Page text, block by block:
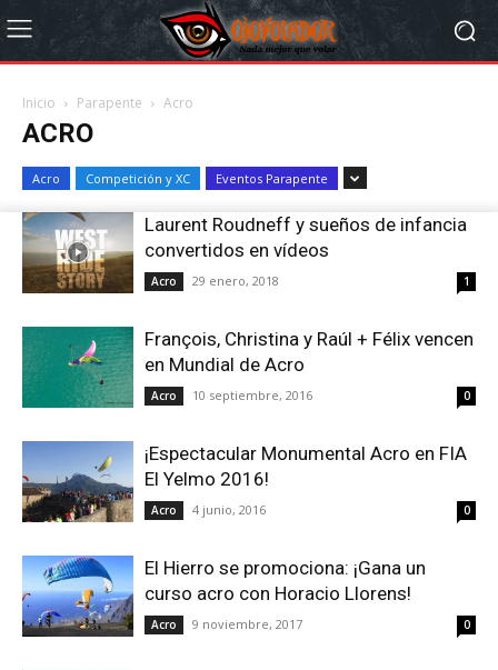
Inicio Parapente Acro
ACRO
Acro Competición y XC Eventos Parapente
Laurent Roudneff y sueños de infancia
convertidos en vídeos
Acro 29 enero, 2018 1
François, Christina y Raúl + Félix vencen
en Mundial de Acro
Acro 10 septiembre, 2016 0
¡Espectacular Monumental Acro en FIA
El Yelmo 2016!
Acro 4 junio, 2016 0
El Hierro se promociona: ¡Gana un
curso acro con Horacio Llorens!
Acro 9 noviembre, 2017 0